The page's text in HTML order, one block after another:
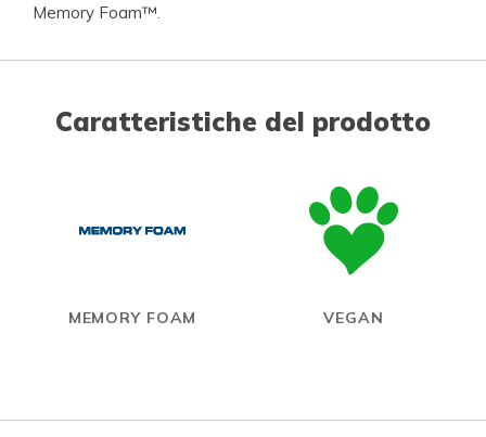
Memory Foam™.
Caratteristiche del prodotto
MEMORY FOAM VEGAN